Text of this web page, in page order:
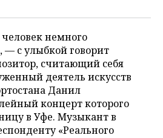
немного
с улыбкой говорит
считающий себя
деятель искусств
Данил
концерт которого
в Уфе. Музыкант в
«Реального